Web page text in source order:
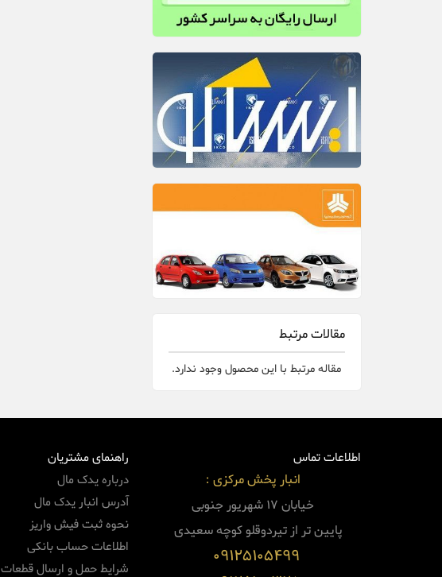
مقالات مرتبط
مقاله مرتبط با این محصول وجود ندارد.
اطلاعات تماس
انبار پخش مرکزی :
خیابان 17 شهریور جنوبی
پایینتر از تیردوقلو کوچه سعیدی
09125105499
راهنمای مشتریان
درباره یدک مال
آدرس انبار یدک مال
نحوه ثبت فیش واریز
اطلاعات حساب بانکی
شرایط حمل و ارسال قطعات